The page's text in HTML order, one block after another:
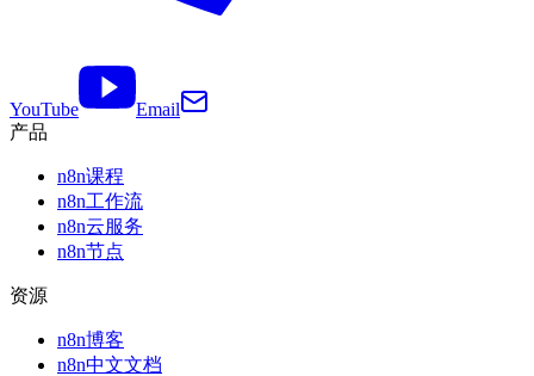
YouTube
Email
产品
n8n课程
n8n工作流
n8n云服务
n8n节点
资源
n8n博客
n8n中文文档